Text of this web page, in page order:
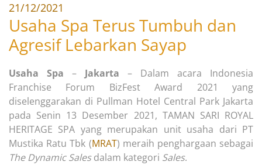
21/12/2021
Usaha Spa Terus Tumbuh dan
Agresif Lebarkan Sayap
Usaha Spa – Jakarta – Dalam acara Indonesia
Franchise Forum BizFest Award 2021 yang
diselenggarakan di Pullman Hotel Central Park Jakarta
pada Senin 13 Desember 2021, TAMAN SARI ROYAL
HERITAGE SPA yang merupakan unit usaha dari PT
Mustika Ratu Tbk (MRAT) meraih penghargaan sebagai
The Dynamic Salesdalam kategori Sales.